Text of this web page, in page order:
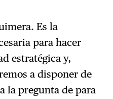
Es la
para hacer
estratégica y,
a disponer de
la pregunta de para